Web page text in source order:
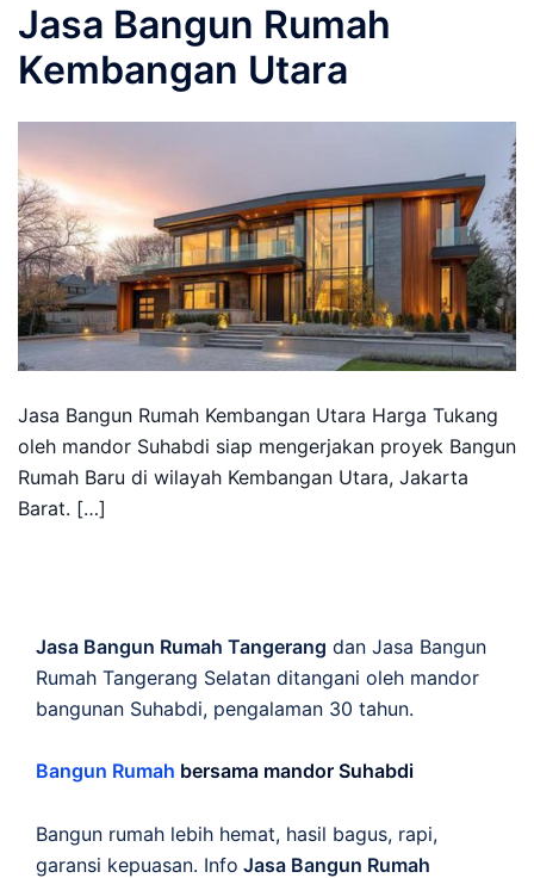
Jasa Bangun Rumah
Kembangan Utara
Jasa Bangun Rumah Kembangan Utara Harga Tukang
oleh mandor Suhabdi siap mengerjakan proyek Bangun
Rumah Baru di wilayah Kembangan Utara, Jakarta
Barat. […]
Jasa Bangun Rumah Tangerang dan Jasa Bangun
Rumah Tangerang Selatan ditangani oleh mandor
bangunan Suhabdi, pengalaman 30 tahun.
Bangun Rumah bersama mandor Suhabdi
Bangun rumah lebih hemat, hasil bagus, rapi,
garansi kepuasan. Info Jasa Bangun Rumah